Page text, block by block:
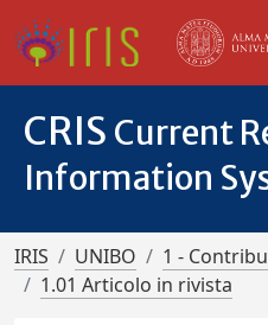
CRIS Current
Information
IRIS UNIBO
1 -
1.01 Articolo in rivista